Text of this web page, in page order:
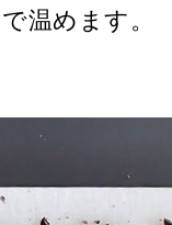
温めます。